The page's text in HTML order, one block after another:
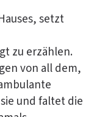
setzt
zu erzählen.
von all dem,
und faltet die